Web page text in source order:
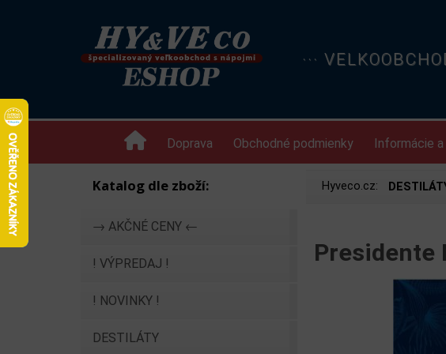
···
Doprava Obchodné podmienky Informácie
Katalog dle zboží:
→ AKČNÉ CENY ←
! VÝPREDAJ !
! NOVINKY !
DESTILÁTY
Hyveco.cz:
Presidente